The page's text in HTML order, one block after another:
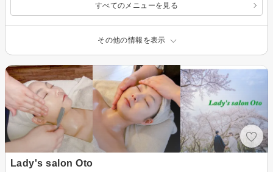
すべてのメニューを見る
その他の情報を表示
Lady's salon Oto